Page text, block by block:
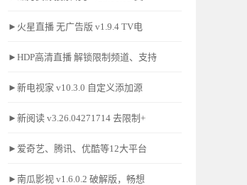
►火星直播 无广告版 v1.9.4 TV电
►HDP高清直播 解锁限制频道、支持
►新电视家 v10.3.0 自定义添加源
►新阅读 v3.26.04271714 去限制+
►爱奇艺、腾讯、优酷等12大平台
►南瓜影视 v1.6.0.2 破解版，畅想